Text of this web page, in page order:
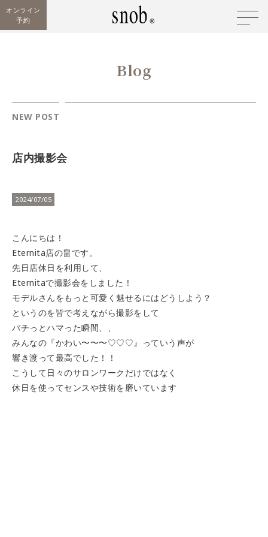
オンライン
予約
Blog
NEW POST
店内撮影会
2024/07/05
こんにちは！
Eternita店の畠です。
先日店休日を利用して、
Eternitaで撮影会をしました！
モデルさんをもっと可愛く魅せるにはどうしよう？
というのを皆で考えながら撮影をして
バチっとハマった瞬間、、
みんなの『かわい〜〜〜♡♡♡』っていう声が
響き渡って最高でした！！
こうして日々のサロンワークだけではなく
休日を使ってセンスや技術を磨いています